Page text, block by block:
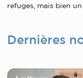
refuges, mais bien
Dernières